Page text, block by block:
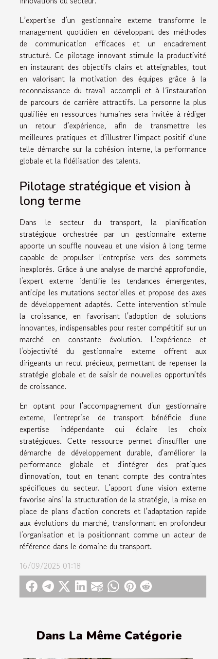
Dans La Même Catégorie
L’expertise d’un gestionnaire externe transforme le
management quotidien en développant des méthodes
de communication efficaces et un encadrement
structuré. Ce pilotage innovant stimule la productivité
en instaurant des objectifs clairs et atteignables, tout
en valorisant la motivation des équipes grâce à la
reconnaissance du travail accompli et à l’instauration
de parcours de carrière attractifs. La personne la plus
qualifiée en ressources humaines sera invitée à rédiger
un retour d’expérience, afin de transmettre les
meilleures pratiques et d’illustrer l’impact positif d’une
telle démarche sur la cohésion interne, la performance
globale et la fidélisation des talents.
Pilotage stratégique et vision à
long terme
Dans le secteur du transport, la planification
stratégique orchestrée par un gestionnaire externe
apporte un souffle nouveau et une vision à long terme
capable de propulser l'entreprise vers des sommets
inexplorés. Grâce à une analyse de marché approfondie,
l'expert externe identifie les tendances émergentes,
anticipe les mutations sectorielles et propose des axes
de développement adaptés. Cette intervention stimule
la croissance, en favorisant l'adoption de solutions
innovantes, indispensables pour rester compétitif sur un
marché en constante évolution. L'expérience et
l'objectivité du gestionnaire externe offrent aux
dirigeants un recul précieux, permettant de repenser la
stratégie globale et de saisir de nouvelles opportunités
de croissance.
En optant pour l'accompagnement d'un gestionnaire
externe, l'entreprise de transport bénéficie d'une
expertise indépendante qui éclaire les choix
stratégiques. Cette ressource permet d'insuffler une
démarche de développement durable, d'améliorer la
performance globale et d'intégrer des pratiques
d'innovation, tout en tenant compte des contraintes
spécifiques du secteur. L'apport d'une vision externe
favorise ainsi la structuration de la stratégie, la mise en
place de plans d'action concrets et l'adaptation rapide
aux évolutions du marché, transformant en profondeur
l'organisation et la positionnant comme un acteur de
référence dans le domaine du transport.
16/09/2025 01:18